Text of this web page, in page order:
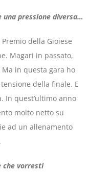
pressione diversa…
della Gioiese
Magari in passato,
in questa gara ho
della finale. E
In quest’ultimo anno
molto netto su
ad un allenamento
che vorresti